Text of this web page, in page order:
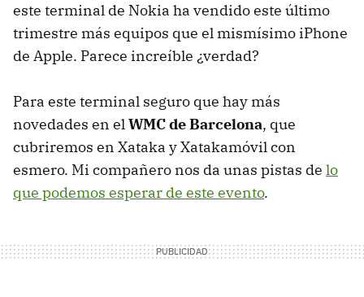
este terminal de Nokia ha vendido este último
trimestre más equipos que el mismísimo iPhone
de Apple. Parece increíble ¿verdad?
Para este terminal seguro que hay más
novedades en elWMCde Barcelona, que
cubriremos en Xataka y Xatakamóvil con
esmero. Mi compañero nos da unas pistas de lo
que podemos esperar de este evento.